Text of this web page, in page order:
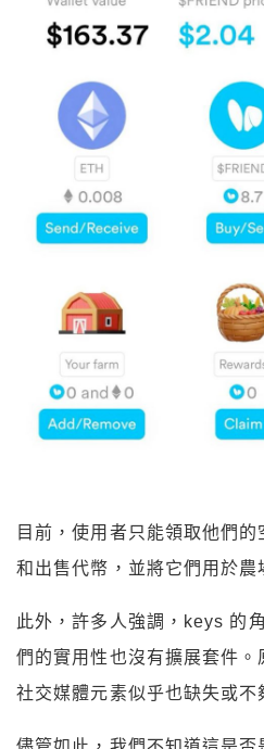
目前，使用者只能領取他們
和出售代幣，並將它們用於農
此外，許多人強調，keys 的
們的實用性也沒有擴展套件
社交媒體元素似乎也缺失或不